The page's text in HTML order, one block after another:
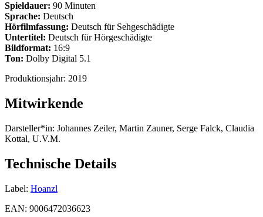
Spieldauer: 90 Minuten
Sprache: Deutsch
Hörfilmfassung: Deutsch für Sehgeschädigte
Untertitel: Deutsch für Hörgeschädigte
Bildformat: 16:9
Ton: Dolby Digital 5.1
Produktionsjahr: 2019
Mitwirkende
Darsteller*in: Johannes Zeiler, Martin Zauner, Serge Falck, Claudia
Kottal, U.V.M.
Technische Details
Label: Hoanzl
EAN: 9006472036623